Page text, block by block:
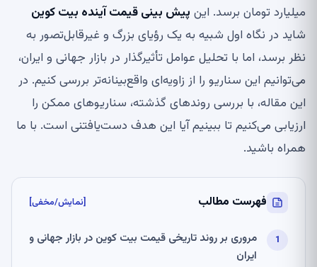
میلیارد تومان برسد. این پیش بینی قیمت آینده بیت کوین
شاید در نگاه اول شبیه به یک رؤیای بزرگ و غیرقابل‌تصور به
نظر برسد، اما با تحلیل عوامل تأثیرگذار در بازار جهانی و ایران،
می‌توانیم این سناریو را از زاویه‌ای واقع‌بینانه‌تر بررسی کنیم. در
این مقاله، با بررسی روندهای گذشته، سناریوهای ممکن را
ارزیابی می‌کنیم تا ببینیم آیا این هدف دست‌یافتنی است. با ما
همراه باشید.
فهرست مطالب [نمایش/مخفی]
مروری بر روند تاریخی قیمت بیت کوین در بازار جهانی و
ایران